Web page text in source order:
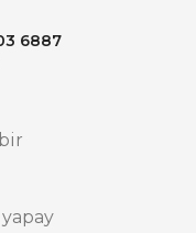
6887